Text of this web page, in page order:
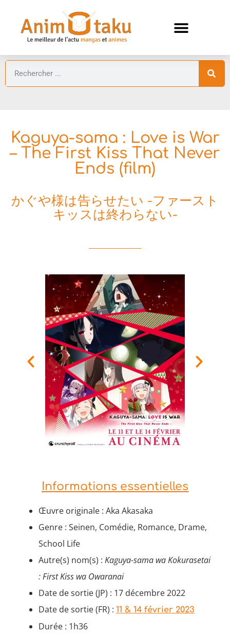
Kaguya-sama : Love is War
– The First Kiss That Never
Ends (film)
かぐや様は告らせたい -ファースト
キッスは終わらない-
Informations essentielles
Œuvre originale : Aka Akasaka
Genre : Seinen, Comédie, Romance, Drame,
School Life
Autre(s) nom(s) : Kaguya-sama wa Kokurasetai
: First Kiss wa Owaranai
Date de sortie (JP) : 17 décembre 2022
Date de sortie (FR) : 11 & 14 février 2023
Durée : 1h36